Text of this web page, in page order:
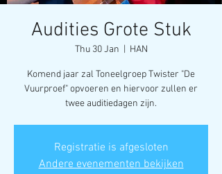
Audities Grote Stuk
Thu 30 Jan HAN
Komend jaar zal Toneelgroep Twister "De
Vuurproef" opvoeren en hiervoor zullen er
twee auditiedagen zijn.
Registratie is afgesloten
Andere evenementen bekijken